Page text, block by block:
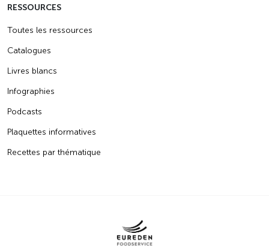
RESSOURCES
Toutes les ressources
Catalogues
Livres blancs
Infographies
Podcasts
Plaquettes informatives
Recettes par thématique